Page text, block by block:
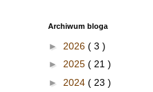
Archiwum bloga
► 2026 ( 3 )
► 2025 ( 21 )
► 2024 ( 23 )